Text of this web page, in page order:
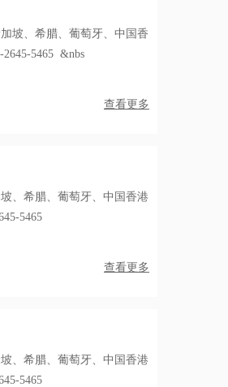
坡、希腊、葡萄牙、中国香
5465 &nbs
查看更多
、希腊、葡萄牙、中国香港
5465
查看更多
、希腊、葡萄牙、中国香港
5465